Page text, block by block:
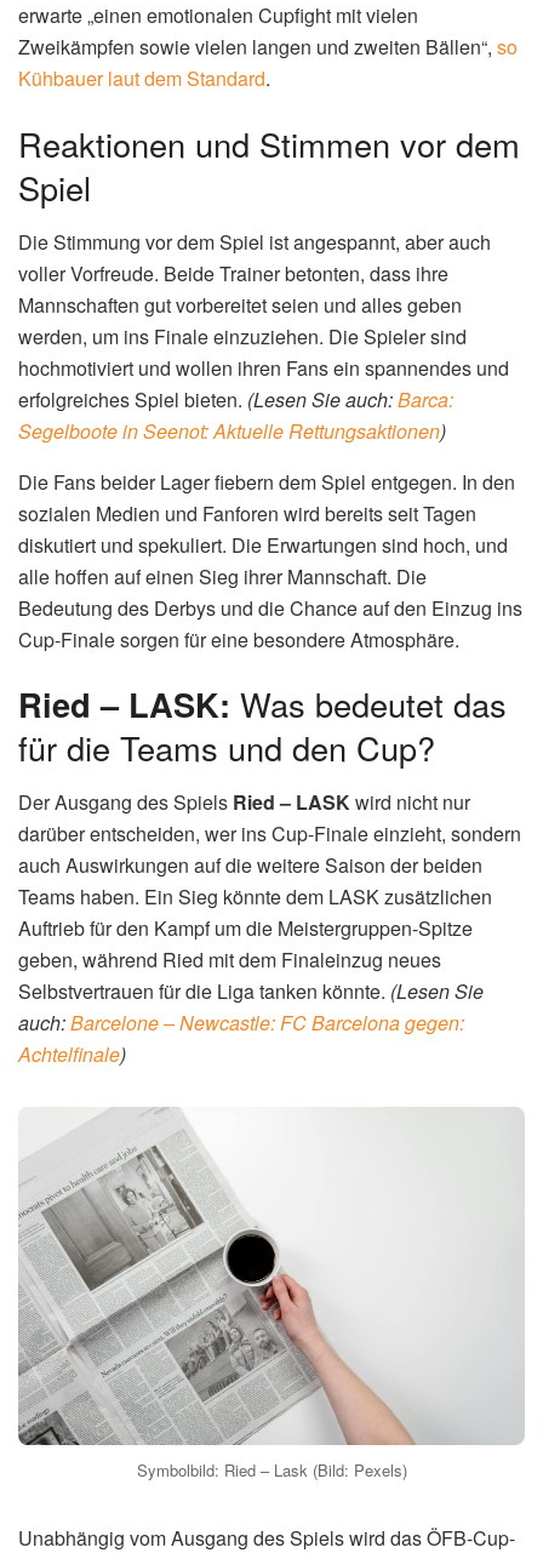
erwarte „einen emotionalen Cupfight mit vielen
Zweikämpfen sowie vielen langen und zweiten Bällen“, so
Kühbauer laut dem Standard.
Reaktionen und Stimmen vor dem
Spiel
Die Stimmung vor dem Spiel ist angespannt, aber auch
voller Vorfreude. Beide Trainer betonten, dass ihre
Mannschaften gut vorbereitet seien und alles geben
werden, um ins Finale einzuziehen. Die Spieler sind
hochmotiviert und wollen ihren Fans ein spannendes und
erfolgreiches Spiel bieten. (Lesen Sie auch:Barca:
Segelboote in Seenot: Aktuelle Rettungsaktionen)
Die Fans beider Lager fiebern dem Spiel entgegen. In den
sozialen Medien und Fanforen wird bereits seit Tagen
diskutiert und spekuliert. Die Erwartungen sind hoch, und
alle hoffen auf einen Sieg ihrer Mannschaft. Die
Bedeutung des Derbys und die Chance auf den Einzug ins
Cup-Finale sorgen für eine besondere Atmosphäre.
Ried – LASK: Was bedeutet das
für die Teams und den Cup?
Der Ausgang des Spiels Ried – LASKwird nicht nur
darüber entscheiden, wer ins Cup-Finale einzieht, sondern
auch Auswirkungen auf die weitere Saison der beiden
Teams haben. Ein Sieg könnte dem LASK zusätzlichen
Auftrieb für den Kampf um die Meistergruppen-Spitze
geben, während Ried mit dem Finaleinzug neues
Selbstvertrauen für die Liga tanken könnte. (Lesen Sie
auch:Barcelone – Newcastle: FC Barcelona gegen:
Achtelfinale)
Symbolbild: Ried – Lask (Bild: Pexels)
Unabhängig vom Ausgang des Spiels wird das ÖFB-Cup-